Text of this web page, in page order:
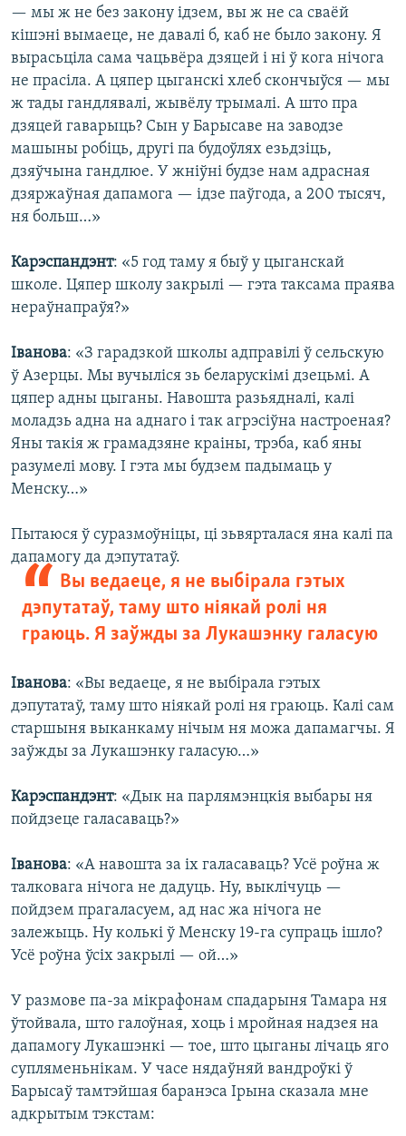
— мы ж не без закону ідзем, вы ж не са сваёй
кішэні вымаеце, не давалі б, каб не было закону. Я
вырасьціла сама чацьвёра дзяцей і ні ў кога нічога
не прасіла. А цяпер цыганскі хлеб скончыўся — мы
ж тады гандлявалі, жывёлу трымалі. А што пра
дзяцей гаварыць? Сын у Барысаве на заводзе
машыны робіць, другі па будоўлях езьдзіць,
дзяўчына гандлюе. У жніўні будзе нам адрасная
дзяржаўная дапамога — ідзе паўгода, а 200 тысяч,
ня больш…»
Карэспандэнт: «5 год таму я быў у цыганскай
школе. Цяпер школу закрылі — гэта таксама праява
нераўнапраўя?»
Іванова: «З гарадзкой школы адправілі ў сельскую
ў Азерцы. Мы вучыліся зь беларускімі дзецьмі. А
цяпер адны цыганы. Навошта разьядналі, калі
моладзь адна на аднаго і так агрэсіўна настроеная?
Яны такія ж грамадзяне краіны, трэба, каб яны
разумелі мову. І гэта мы будзем падымаць у
Менску…»
Пытаюся ў суразмоўніцы, ці зьвярталася яна калі па
дапамогу да дэпутатаў.
Вы ведаеце, я не выбірала гэтых
дэпутатаў, таму што ніякай ролі ня
граюць. Я заўжды за Лукашэнку галасую
Іванова: «Вы ведаеце, я не выбірала гэтых
дэпутатаў, таму што ніякай ролі ня граюць. Калі сам
старшыня выканкаму нічым ня можа дапамагчы. Я
заўжды за Лукашэнку галасую…»
Карэспандэнт: «Дык на парлямэнцкія выбары ня
пойдзеце галасаваць?»
Іванова: «А навошта за іх галасаваць? Усё роўна ж
талковага нічога не дадуць. Ну, выклічуць —
пойдзем прагаласуем, ад нас жа нічога не
залежыць. Ну колькі ў Менску 19-га супраць ішло?
Усё роўна ўсіх закрылі — ой…»
У размове па-за мікрафонам спадарыня Тамара ня
ўтойвала, што галоўная, хоць і мройная надзея на
дапамогу Лукашэнкі — тое, што цыганы лічаць яго
супляменьнікам. У часе нядаўняй вандроўкі ў
Барысаў тамтэйшая баранэса Ірына сказала мне
адкрытым тэкстам: